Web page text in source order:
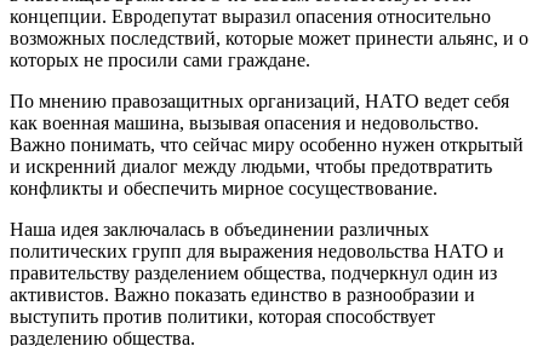
концепции. Евродепутат выразил опасения относительно
возможных последствий, которые может принести альянс, и о
которых не просили сами граждане.
По мнению правозащитных организаций, НАТО ведет себя
как военная машина, вызывая опасения и недовольство.
Важно понимать, что сейчас миру особенно нужен открытый
и искренний диалог между людьми, чтобы предотвратить
конфликты и обеспечить мирное сосуществование.
Наша идея заключалась в объединении различных
политических групп для выражения недовольства НАТО и
правительству разделением общества, подчеркнул один из
активистов. Важно показать единство в разнообразии и
выступить против политики, которая способствует
разделению общества.